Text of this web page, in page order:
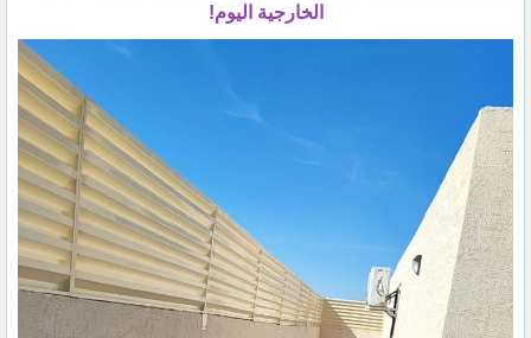
الخارجية اليوم!